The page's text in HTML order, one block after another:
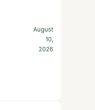
August
10,
2026